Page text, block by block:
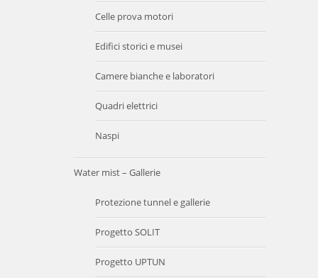
Celle prova motori
Edifici storici e musei
Camere bianche e laboratori
Quadri elettrici
Naspi
Water mist – Gallerie
Protezione tunnel e gallerie
Progetto SOLIT
Progetto UPTUN